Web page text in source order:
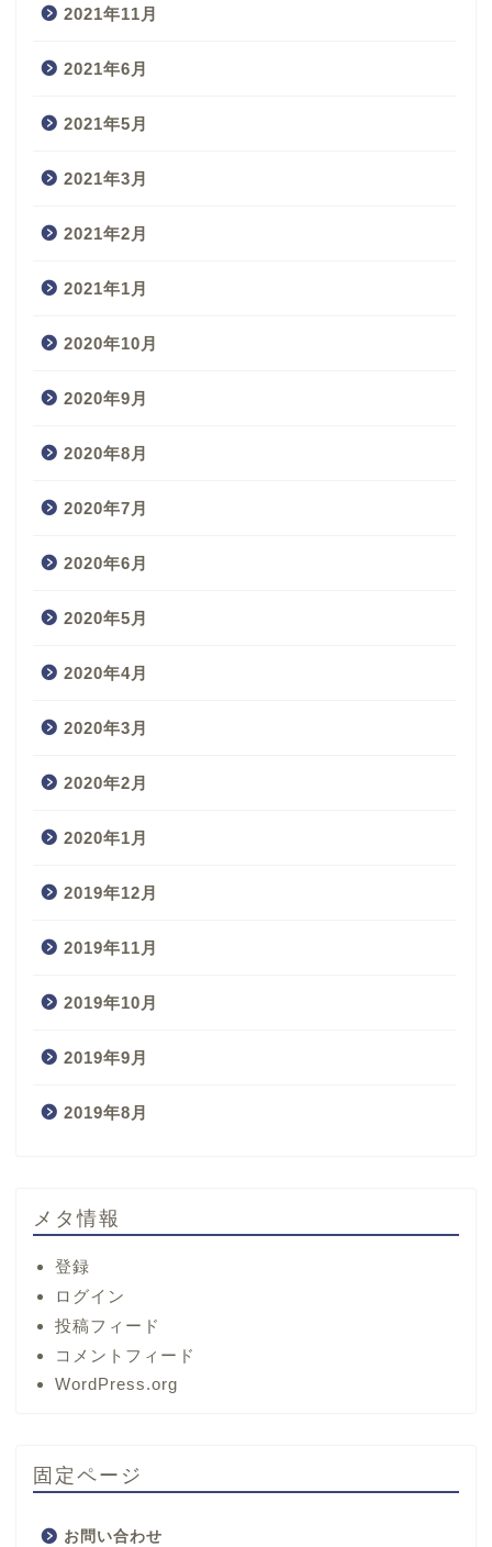
2021年11月
2021年6月
2021年5月
2021年3月
2021年2月
2021年1月
2020年10月
2020年9月
2020年8月
2020年7月
2020年6月
2020年5月
2020年4月
2020年3月
2020年2月
2020年1月
2019年12月
2019年11月
2019年10月
2019年9月
2019年8月
メタ情報
登録
ログイン
投稿フィード
コメントフィード
WordPress.org
固定ページ
お問い合わせ
プロフィール